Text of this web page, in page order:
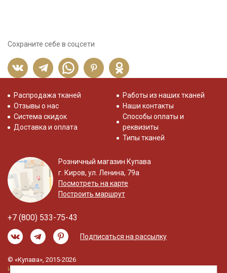
Сохраните себе в соцсети
Распродажа тканей
Отзывы о нас
Система скидок
Доставка и оплата
Работы из наших тканей
Наши контакты
Способы оплаты и
реквизиты
Типы тканей
Розничный магазин Купава
г. Киров, ул. Ленина, 79а
Посмотреть на карте
Построить маршрут
+7 (800) 533-75-43
Подписаться на рассылку
© «Купава», 2015-2026
Информация на сайте не является публичной